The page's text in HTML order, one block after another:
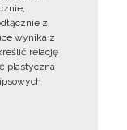
z
wynika z
relację
plastyczna